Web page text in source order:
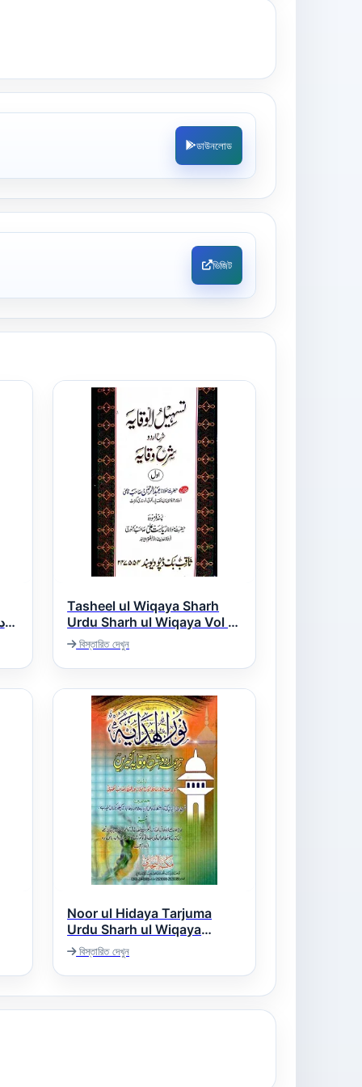
ডাউনলোড
ভিজিট
Tasheel ul Wiqaya Sharh
Urdu Sharh ul Wiqaya Vol 1
تسھیل الوقایہ اردو شرح شرح
الوقایہ جلد 1
বিস্তারিত দেখুন
Noor ul Hidaya Tarjuma
Urdu Sharh ul Wiqaya
Akihrain نور الھدایہ اردو ترجمہ
شرح الوقایہ آخیرین
বিস্তারিত দেখুন